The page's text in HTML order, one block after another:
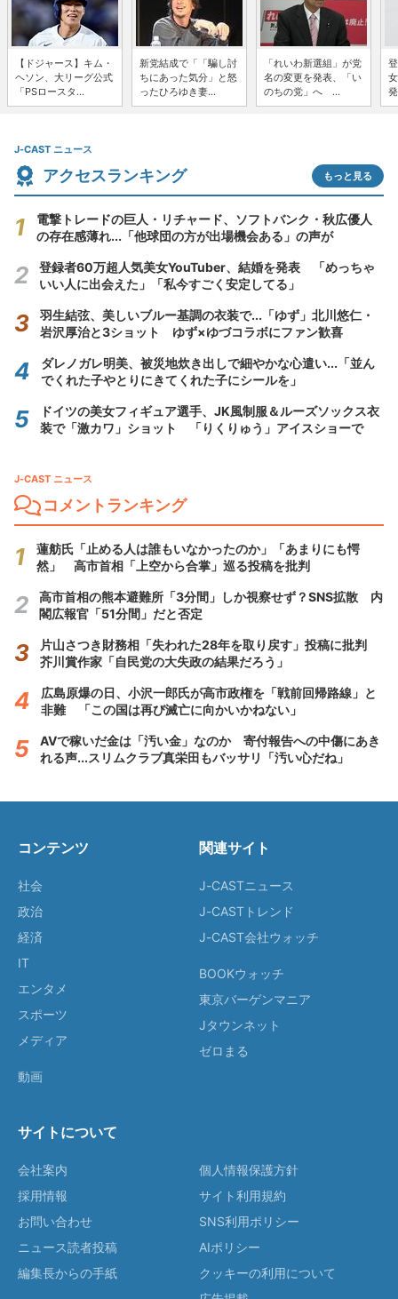
【ドジャース】キム・
ヘソン、大リーグ公式
「PSロースタ...
新党結成で「「騙し討
ちにあった気分」と怒
ったひろゆき妻...
「れいわ新選組」が党
名の変更を発表、「い
のちの党」へ ...
J-CAST ニュース
アクセスランキング もっと見る
電撃トレードの巨人・リチャード、ソフトバンク・秋広優人
の存在感薄れ...「他球団の方が出場機会ある」の声が
登録者60万超人気美女YouTuber、結婚を発表 「めっちゃ
いい人に出会えた」「私今すごく安定してる」
羽生結弦、美しいブルー基調の衣装で...「ゆず」北川悠仁・
岩沢厚治と3ショット ゆず×ゆづコラボにファン歓喜
ダレノガレ明美、被災地炊き出しで細やかな心遣い...「並ん
でくれた子やとりにきてくれた子にシールを」
ドイツの美女フィギュア選手、JK風制服＆ルーズソックス衣
装で「激カワ」ショット 「りくりゅう」アイスショーで
J-CAST ニュース
コメントランキング
蓮舫氏「止める人は誰もいなかったのか」「あまりにも愕
然」 高市首相「上空から合掌」巡る投稿を批判
高市首相の熊本避難所「3分間」しか視察せず？SNS拡散 内
閣広報官「51分間」だと否定
片山さつき財務相「失われた28年を取り戻す」投稿に批判
芥川賞作家「自民党の大失政の結果だろう」
広島原爆の日、小沢一郎氏が高市政権を「戦前回帰路線」と
非難 「この国は再び滅亡に向かいかねない」
AVで稼いだ金は「汚い金」なのか 寄付報告への中傷にあき
れる声...スリムクラブ真栄田もバッサリ「汚い心だね」
コンテンツ
社会
政治
経済
IT
エンタメ
スポーツ
メディア
動画
関連サイト
J-CASTニュース
J-CASTトレンド
J-CAST会社ウォッチ
BOOKウォッチ
東京バーゲンマニア
Jタウンネット
ゼロまる
サイトについて
会社案内
採用情報
お問い合わせ
ニュース読者投稿
編集長からの手紙
個人情報保護方針
サイト利用規約
SNS利用ポリシー
AIポリシー
クッキーの利用について